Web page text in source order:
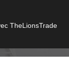
TheLionsTrade